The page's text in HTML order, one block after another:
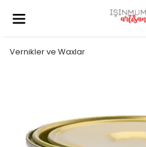
Vernikler ve Waxlar